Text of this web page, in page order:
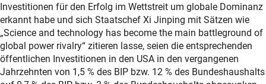
Investitionen für den Erfolg im Wettstreit um globale Dominanz
erkannt habe und sich Staatschef Xi Jinping mit Sätzen wie
„Science and technology has become the main battleground of
global power rivalry“ zitieren lasse, seien die entsprechenden
öffentlichen Investitionen in den USA in den vergangenen
Jahrzehnten von 1,5 % des BIP bzw. 12 % des Bundeshaushalts